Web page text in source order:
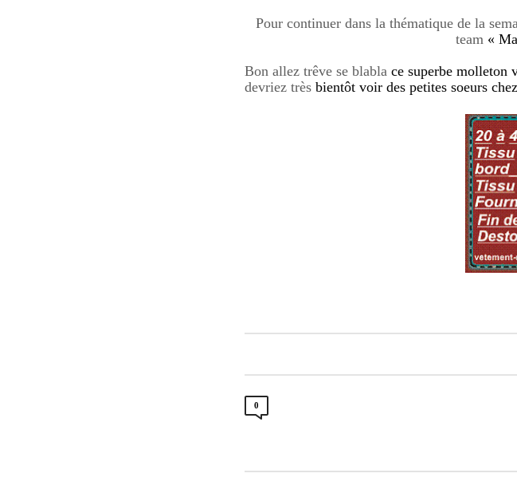
Pour continuer dans la thématique de la
team «
Bon allez trêve se blabla ce superbe molleton
devriez très bientôt voir des petites soeurs
0